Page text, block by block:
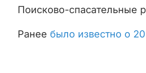
Поисково-спасательные
Ранее было известно о